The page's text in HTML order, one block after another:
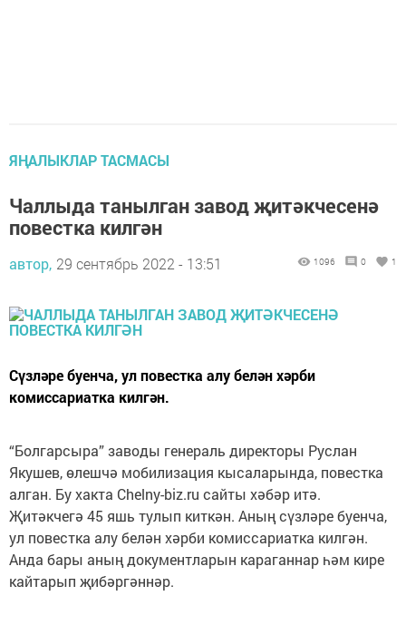
ЯҢАЛЫКЛАР ТАСМАСЫ
Чаллыда танылган завод җитәкчесенә
повестка килгән
автор, 29 сентябрь 2022 - 13:51 1096 0 1
Сүзләре буенча, ул повестка алу белән хәрби
комиссариатка килгән.
“Болгарсыра” заводы генераль директоры Руслан
Якушев, өлешчә мобилизация кысаларында, повестка
алган. Бу хакта Сhelny-biz.ru сайты хәбәр итә.
Җитәкчегә 45 яшь тулып киткән. Аның сүзләре буенча,
ул повестка алу белән хәрби комиссариатка килгән.
Анда бары аның документларын караганнар һәм кире
кайтарып җибәргәннәр.